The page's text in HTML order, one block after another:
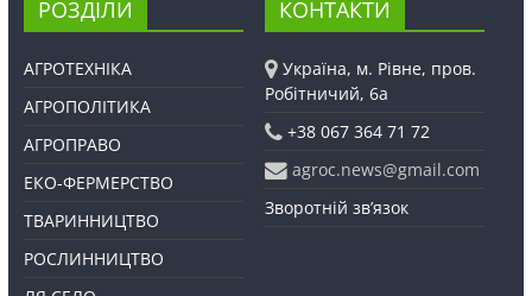
РОЗДІЛИ
АГРОТЕХНІКА
АГРОПОЛІТИКА
АГРОПРАВО
ЕКО-ФЕРМЕРСТВО
ТВАРИННИЦТВО
РОСЛИННИЦТВО
КОНТАКТИ
Україна, м. Рівне, пров.
Робітничий, 6а
+38 067 364 71 72
agroc.news@gmail.com
Зворотній зв’язок